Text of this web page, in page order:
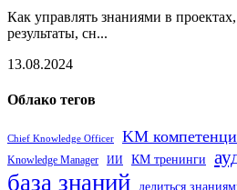
Как управлять знаниями в
результаты, сн...
13.08.2024
Облако тегов
Chief Knowledge Officer KM
Knowledge Manager ИИ КМ тренинги
база знаний делиться